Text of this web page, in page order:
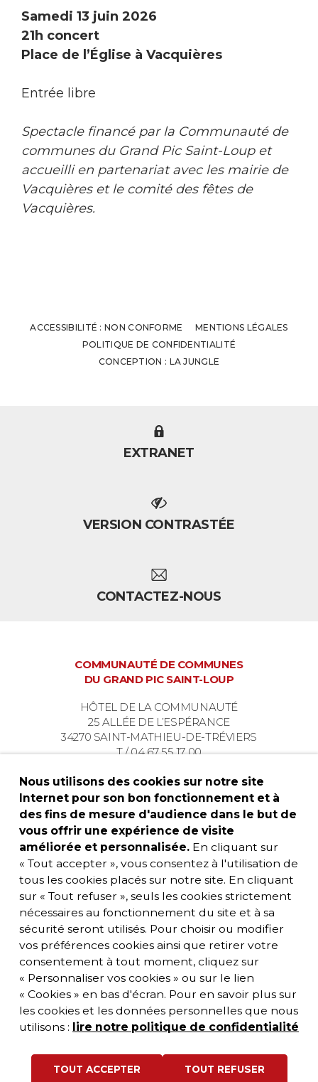
Samedi 13 juin 2026
21h concert
Place de l’Église à Vacquières
Entrée libre
Spectacle financé par la Communauté de
communes du Grand Pic Saint-Loup et
accueilli en partenariat avec les mairie de
Vacquières et le comité des fêtes de
Vacquières.
ACCESSIBILITÉ : NON CONFORME
MENTIONS LÉGALES
POLITIQUE DE CONFIDENTIALITÉ
CONCEPTION : LA JUNGLE
EXTRANET
VERSION CONTRASTÉE
CONTACTEZ-NOUS
COMMUNAUTÉ DE COMMUNES
DU GRAND PIC SAINT-LOUP
HÔTEL DE LA COMMUNAUTÉ
25 ALLÉE DE L’ESPÉRANCE
34270 SAINT-MATHIEU-DE-TRÉVIERS
T / 04 67 55 17 00
Nous utilisons des cookies sur notre site
Internet pour son bon fonctionnement et à
des fins de mesure d'audience dans le but de
vous offrir une expérience de visite
améliorée et personnalisée. En cliquant sur
« Tout accepter », vous consentez à l'utilisation de
tous les cookies placés sur notre site. En cliquant
sur « Tout refuser », seuls les cookies strictement
nécessaires au fonctionnement du site et à sa
sécurité seront utilisés. Pour choisir ou modifier
vos préférences cookies ainsi que retirer votre
consentement à tout moment, cliquez sur
« Personnaliser vos cookies » ou sur le lien
« Cookies » en bas d'écran. Pour en savoir plus sur
les cookies et les données personnelles que nous
utilisons : lire notre politique de confidentialité
TOUT ACCEPTER TOUT REFUSER